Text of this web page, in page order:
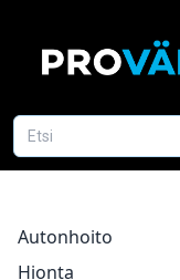
Autonhoito
Hionta